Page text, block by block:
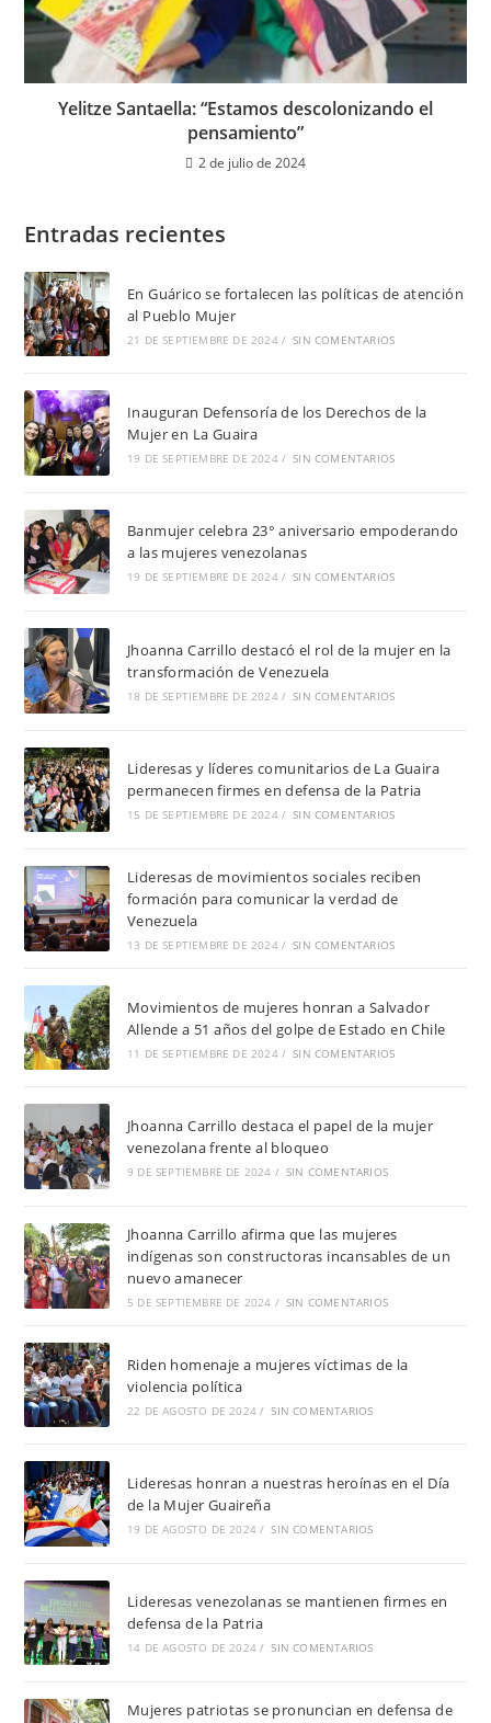
Yelitze Santaella: “Estamos descolonizando el
pensamiento”
2 de julio de 2024
Entradas recientes
En Guárico se fortalecen las políticas de atención
al Pueblo Mujer
21 DE SEPTIEMBRE DE 2024 / SIN COMENTARIOS
Inauguran Defensoría de los Derechos de la
Mujer en La Guaira
19 DE SEPTIEMBRE DE 2024 / SIN COMENTARIOS
Banmujer celebra 23° aniversario empoderando
a las mujeres venezolanas
19 DE SEPTIEMBRE DE 2024 / SIN COMENTARIOS
Jhoanna Carrillo destacó el rol de la mujer en la
transformación de Venezuela
18 DE SEPTIEMBRE DE 2024 / SIN COMENTARIOS
Lideresas y líderes comunitarios de La Guaira
permanecen firmes en defensa de la Patria
15 DE SEPTIEMBRE DE 2024 / SIN COMENTARIOS
Lideresas de movimientos sociales reciben
formación para comunicar la verdad de
Venezuela
13 DE SEPTIEMBRE DE 2024 / SIN COMENTARIOS
Movimientos de mujeres honran a Salvador
Allende a 51 años del golpe de Estado en Chile
11 DE SEPTIEMBRE DE 2024 / SIN COMENTARIOS
Jhoanna Carrillo destaca el papel de la mujer
venezolana frente al bloqueo
9 DE SEPTIEMBRE DE 2024 / SIN COMENTARIOS
Jhoanna Carrillo afirma que las mujeres
indígenas son constructoras incansables de un
nuevo amanecer
5 DE SEPTIEMBRE DE 2024 / SIN COMENTARIOS
Riden homenaje a mujeres víctimas de la
violencia política
22 DE AGOSTO DE 2024 / SIN COMENTARIOS
Lideresas honran a nuestras heroínas en el Día
de la Mujer Guaireña
19 DE AGOSTO DE 2024 / SIN COMENTARIOS
Lideresas venezolanas se mantienen firmes en
defensa de la Patria
14 DE AGOSTO DE 2024 / SIN COMENTARIOS
Mujeres patriotas se pronuncian en defensa de